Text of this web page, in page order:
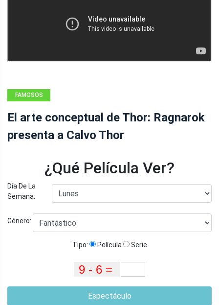
FAMOSOS
El arte conceptual de Thor: Ragnarok
presenta a Calvo Thor
¿Qué Película Ver?
Día De La
Semana:
Género:
Tipo: Película Serie
Espectáculo